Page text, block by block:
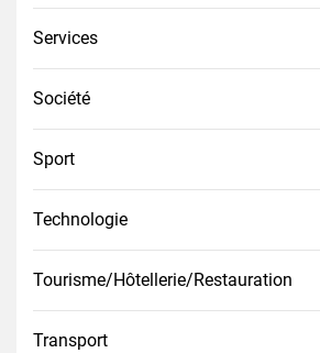
Services
Société
Sport
Technologie
Tourisme/Hôtellerie/Restauration
Transport